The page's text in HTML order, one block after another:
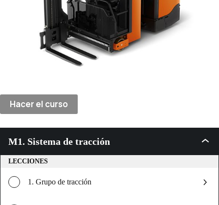
Hacer el curso
M1. Sistema de tracción
M1.
LECCIONES
1. Grupo de tracción